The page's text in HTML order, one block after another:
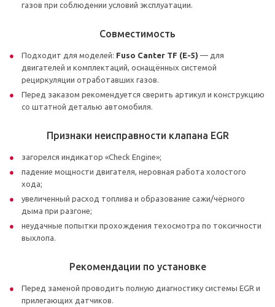
газов при соблюдении условий эксплуатации.
Совместимость
Подходит для моделей: Fuso Canter TF (E-5) — для
двигателей и комплектаций, оснащённых системой
рециркуляции отработавших газов.
Перед заказом рекомендуется сверить артикул и конструкцию
со штатной деталью автомобиля.
Признаки неисправности клапана EGR
загорелся индикатор «Check Engine»;
падение мощности двигателя, неровная работа холостого
хода;
увеличенный расход топлива и образование сажи/чёрного
дыма при разгоне;
неудачные попытки прохождения техосмотра по токсичности
выхлопа.
Рекомендации по установке
Перед заменой проводить полную диагностику системы EGR и
прилегающих датчиков.